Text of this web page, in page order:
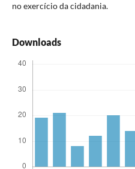
no exercício da cidadania.
Downloads